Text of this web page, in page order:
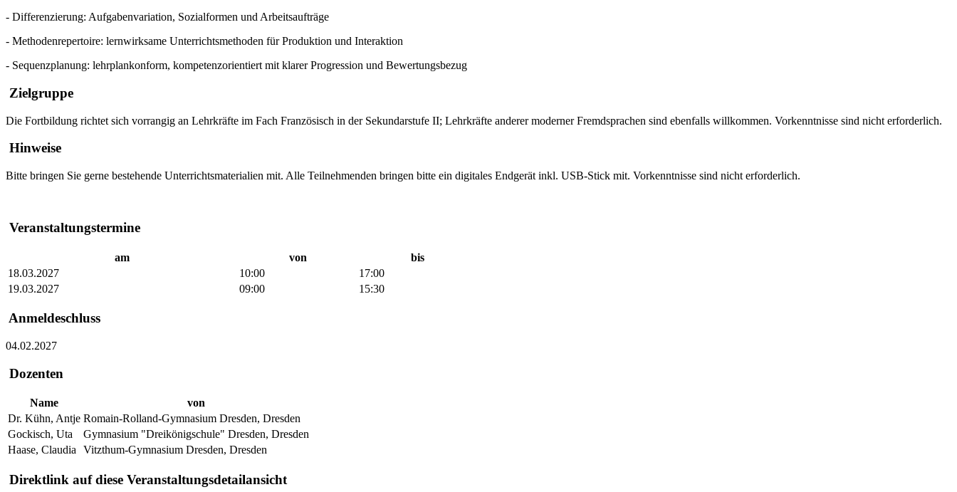
- Differenzierung: Aufgabenvariation, Sozialformen und Arbeitsaufträge
- Methodenrepertoire: lernwirksame Unterrichtsmethoden für Produktion und Interaktion
- Sequenzplanung: lehrplankonform, kompetenzorientiert mit klarer Progression und Bewertungsbezug
Zielgruppe
Die Fortbildung richtet sich vorrangig an Lehrkräfte im Fach Französisch in der Sekundarstufe II; Lehrkräfte anderer moderner Fremdsprachen sind ebenfalls willkommen. Vorkenntnisse sind nicht erforderlich.
Hinweise
Bitte bringen Sie gerne bestehende Unterrichtsmaterialien mit. Alle Teilnehmenden bringen bitte ein digitales Endgerät inkl. USB-Stick mit. Vorkenntnisse sind nicht erforderlich.
Veranstaltungstermine
am von
bis
18.03.2027
10:00
17:00
19.03.2027
09:00 15:30
Anmeldeschluss
04.02.2027
Dozenten
Name
von
Dr. Kühn, Antje Romain-Rolland-Gymnasium Dresden, Dresden
Gockisch, Uta
Gymnasium "Dreikönigschule" Dresden, Dresden
Haase, Claudia Vitzthum-Gymnasium Dresden, Dresden
Direktlink auf diese Veranstaltungsdetailansicht